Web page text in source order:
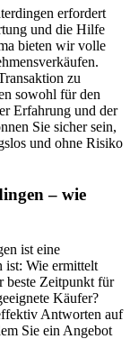
erfordert
und die Hilfe
bieten wir volle
zu
sowohl für den
Erfahrung und der
Sie sicher sein,
und ohne Risiko
– wie
ist eine
ist: Wie ermittelt
beste Zeitpunkt für
Käufer?
Antworten auf
Sie ein Angebot